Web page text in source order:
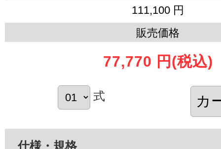
111,100 円
販売価格
77,770 円 (税込)
式
仕様・規格